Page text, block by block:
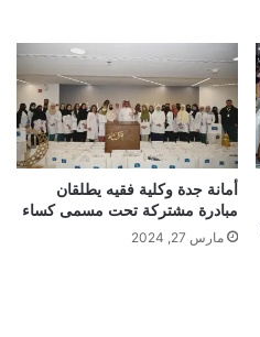
أمانة جدة وكلية فقيه يطلقان
مبادرة مشتركة تحت مسمى كساء
مارس 27, 2024